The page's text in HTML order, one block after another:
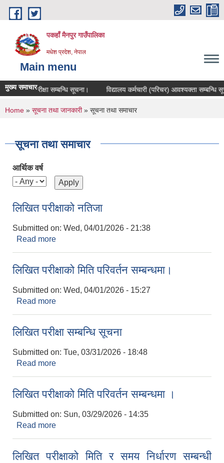
Skip to main content
पकहाँ मैनपुर गाउँपालिका
मधेश प्रदेश, नेपाल
Main menu
मुख्य समाचार
लिखित परीक्षा सम्बन्धि सूचना। विद्यालय कर्मचारी (परिचर) आवश्यक्ता सम्बन्धि
You are here
Home » सूचना तथा जानकारी» सूचना तथा समाचार
सूचना तथा समाचार
आर्थिक वर्ष
लिखित परीक्षाको नतिजा
Submitted on: Wed, 04/01/2026 - 21:38
Read more
लिखित परीक्षाको मिति परिवर्तन सम्बन्धमा।
Submitted on: Wed, 04/01/2026 - 15:27
Read more
लिखित परीक्षा सम्बन्धि सूचना
Submitted on: Tue, 03/31/2026 - 18:48
Read more
लिखित परीक्षाको मिति परिवर्तन सम्बन्धमा ।
Submitted on: Sun, 03/29/2026 - 14:35
Read more
लिखित परीक्षाको मिति र समय निर्धारण सम्बन्धी